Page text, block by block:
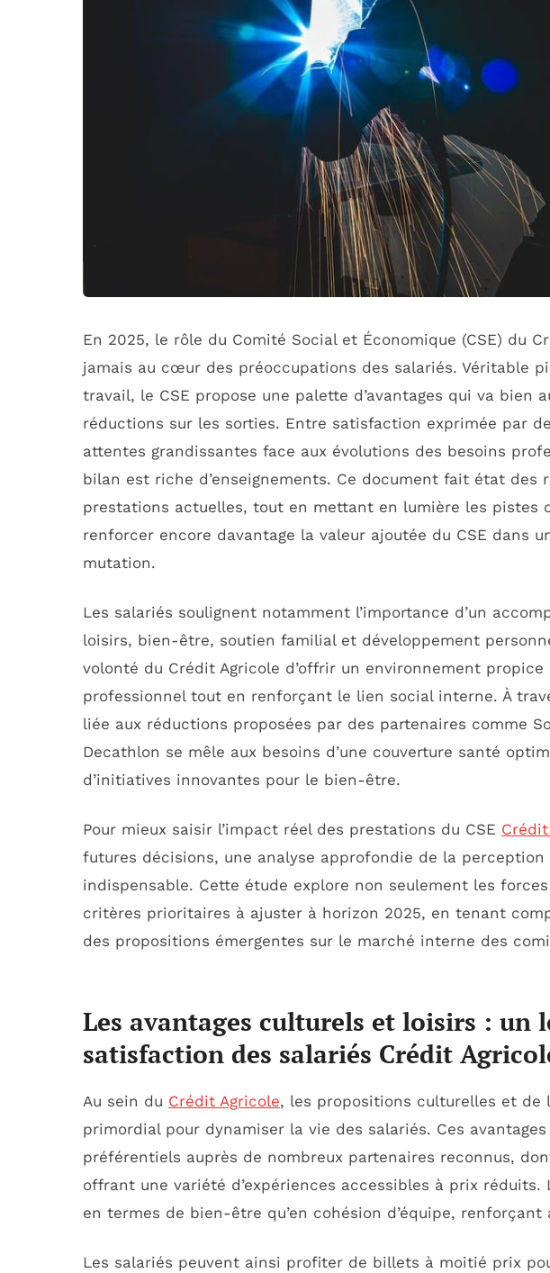
En 2025, le rôle du Comité Social et Économique (CSE) du
jamais au cœur des préoccupations des salariés. Véritable
travail, le CSE propose une palette d’avantages qui va bien
réductions sur les sorties. Entre satisfaction exprimée par
attentes grandissantes face aux évolutions des besoins
bilan est riche d’enseignements. Ce document fait état des
prestations actuelles, tout en mettant en lumière les pistes
renforcer encore davantage la valeur ajoutée du CSE dans
mutation.
Les salariés soulignent notamment l’importance d’un
loisirs, bien-être, soutien familial et développement
volonté du Crédit Agricole d’offrir un environnement propice
professionnel tout en renforçant le lien social interne. À
liée aux réductions proposées par des partenaires comme
Decathlon se mêle aux besoins d’une couverture santé
d’initiatives innovantes pour le bien-être.
Pour mieux saisir l’impact réel des prestations du CSE
futures décisions, une analyse approfondie de la perception
indispensable. Cette étude explore non seulement les
critères prioritaires à ajuster à horizon 2025, en tenant
des propositions émergentes sur le marché interne des
Les avantages culturels et loisirs : un
satisfaction des salariés Crédit
Au sein du Crédit Agricole, les propositions culturelles et de
primordial pour dynamiser la vie des salariés. Ces
préférentiels auprès de nombreux partenaires reconnus,
offrant une variété d’expériences accessibles à prix réduits.
en termes de bien-être qu’en cohésion d’équipe,
Les salariés peuvent ainsi profiter de billets à moitié prix